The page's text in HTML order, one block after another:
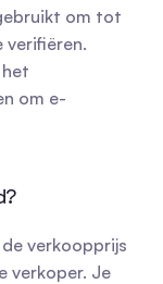
om tot
om e-
verkoopprijs
verkoper. Je